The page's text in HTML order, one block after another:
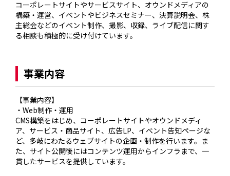
コーポレートサイトやサービスサイト、オウンドメディアの
構築・運営、イベントやビジネスセミナー、決算説明会、株
主総会などのイベント制作、撮影、収録、ライブ配信に関す
る相談も積極的に受け付けています。
事業内容
【事業内容】
・Web制作・運用
CMS構築をはじめ、コーポレートサイトやオウンドメディ
ア、サービス・商品サイト、広告LP、イベント告知ページな
ど、多岐にわたるウェブサイトの企画・制作を行います。ま
た、サイト公開後にはコンテンツ運用からインフラまで、一
貫したサービスを提供しています。